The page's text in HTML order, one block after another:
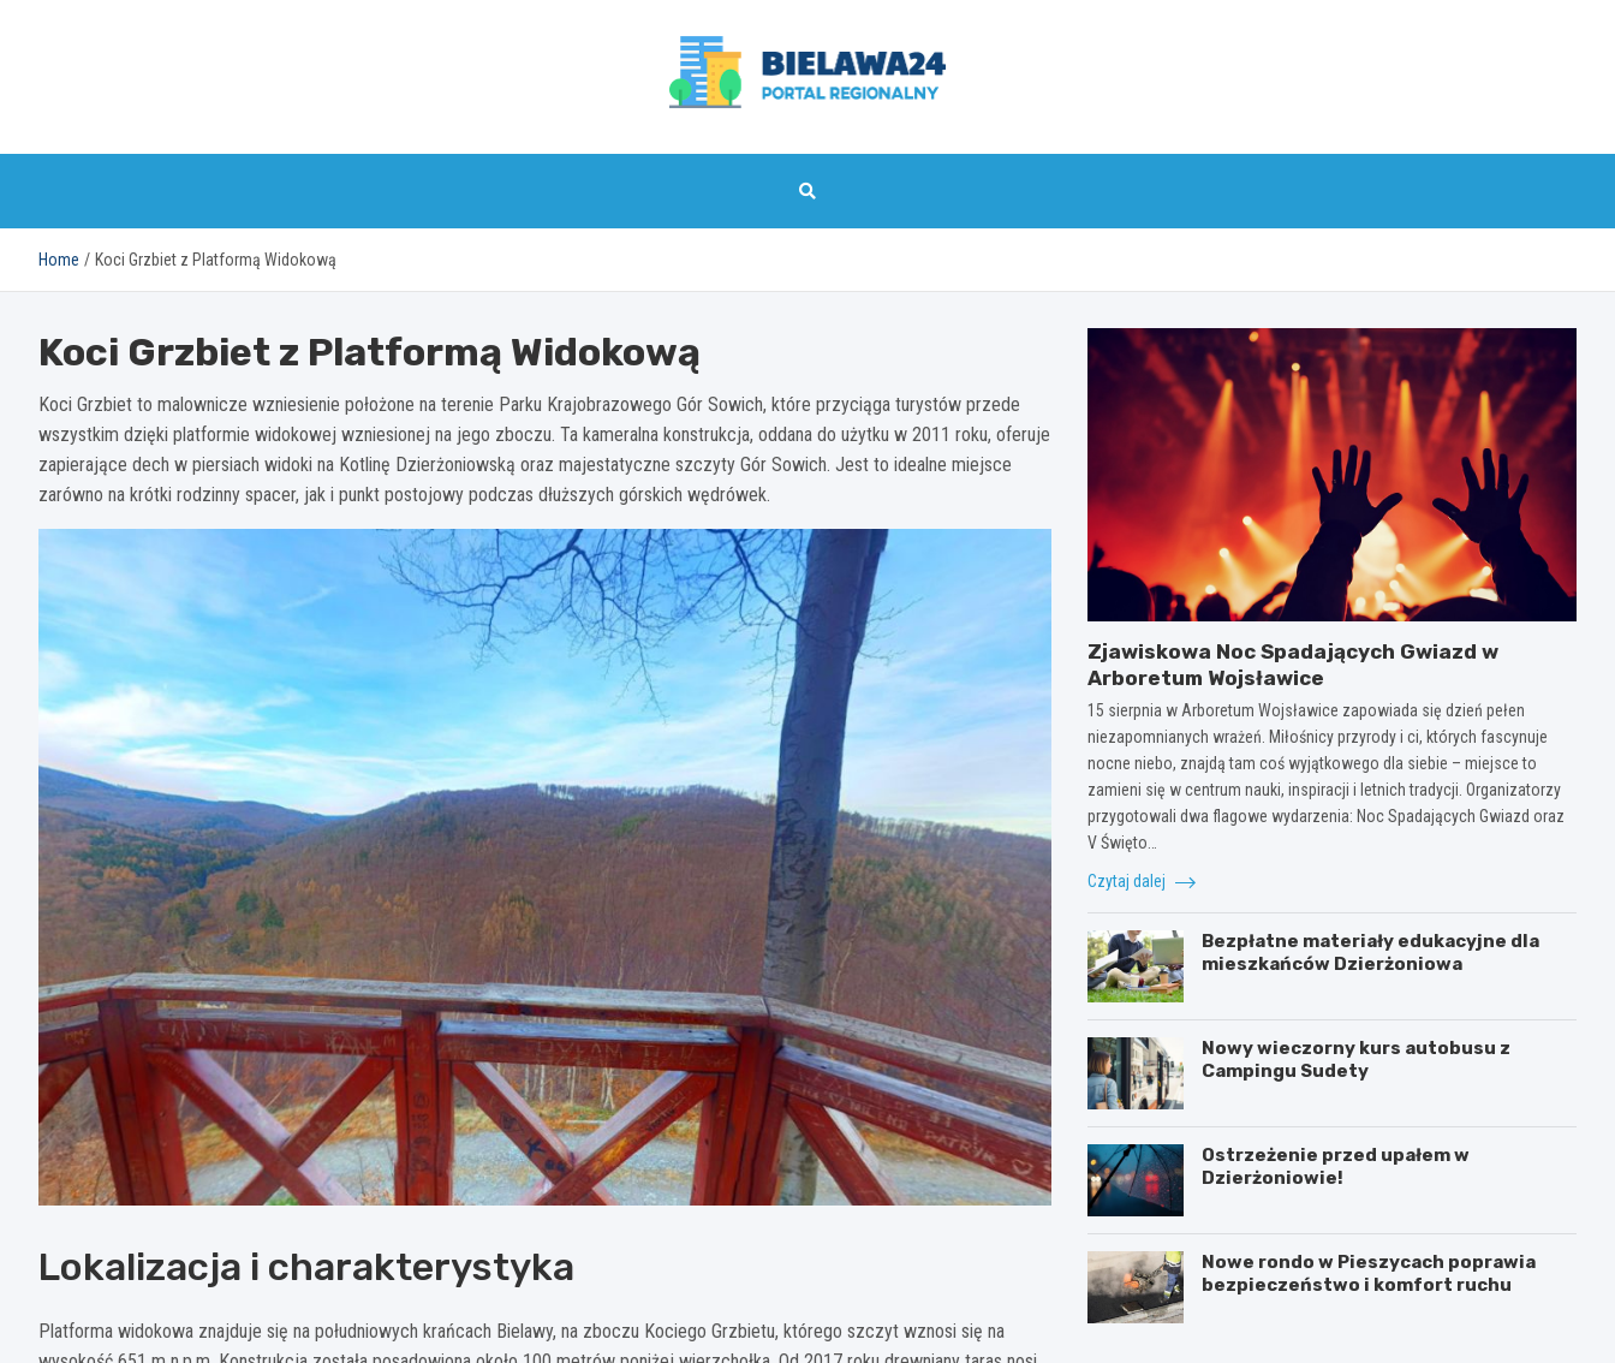
bielawa24.pl
Home Koci Grzbiet z Platformą Widokową
Koci Grzbiet z Platformą Widokową
Koci Grzbiet to malownicze wzniesienie położone na terenie Parku Krajobrazowego Gór Sowich, które przyciąga turystów przede
wszystkim dzięki platformie widokowej wzniesionej na jego zboczu. Ta kameralna konstrukcja, oddana do użytku w 2011 roku, oferuje
zapierające dech w piersiach widoki na Kotlinę Dzierżoniowską oraz majestatyczne szczyty Gór Sowich. Jest to idealne miejsce
zarówno na krótki rodzinny spacer, jak i punkt postojowy podczas dłuższych górskich wędrówek.
Lokalizacja i charakterystyka
Platforma widokowa znajduje się na południowych krańcach Bielawy, na zboczu Kociego Grzbietu, którego szczyt wznosi się na
Zjawiskowa Noc Spadających Gwiazd w
Arboretum Wojsławice
15 sierpnia w Arboretum Wojsławice zapowiada się dzień pełen
niezapomnianych wrażeń. Miłośnicy przyrody i ci, których fascynuje
nocne niebo, znajdą tam coś wyjątkowego dla siebie – miejsce to
zamieni się w centrum nauki, inspiracji i letnich tradycji. Organizatorzy
przygotowali dwa flagowe wydarzenia: Noc Spadających Gwiazd oraz
V Święto…
Czytaj dalej
Bezpłatne materiały edukacyjne dla
mieszkańców Dzierżoniowa
Nowy wieczorny kurs autobusu z
Campingu Sudety
Ostrzeżenie przed upałem w
Dzierżoniowie!
Nowe rondo w Pieszycach poprawia
bezpieczeństwo i komfort ruchu